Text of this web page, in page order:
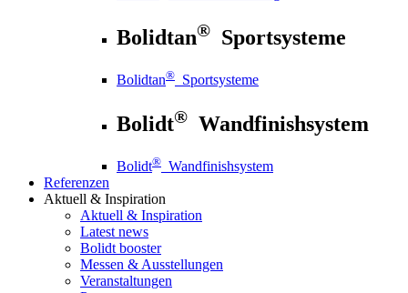
Bolidtan® Sportsysteme
Bolidtan® Sportsysteme
Bolidt® Wandfinishsystem
Bolidt® Wandfinishsystem
Referenzen
Aktuell & Inspiration
Aktuell & Inspiration
Latest news
Bolidt booster
Messen & Ausstellungen
Veranstaltungen